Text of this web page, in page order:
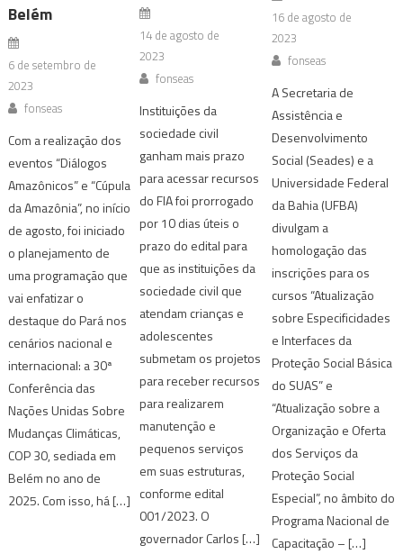
Belém
6 de setembro de
2023
fonseas
Com a realização dos
eventos “Diálogos
Amazônicos” e “Cúpula
da Amazônia”, no início
de agosto, foi iniciado
o planejamento de
uma programação que
vai enfatizar o
destaque do Pará nos
cenários nacional e
internacional: a 30ª
Conferência das
Nações Unidas Sobre
Mudanças Climáticas,
COP 30, sediada em
Belém no ano de
2025. Com isso, há […]
14 de agosto de
2023
fonseas
Instituições da
sociedade civil
ganham mais prazo
para acessar recursos
do FIA foi prorrogado
por 10 dias úteis o
prazo do edital para
que as instituições da
sociedade civil que
atendam crianças e
adolescentes
submetam os projetos
para receber recursos
para realizarem
manutenção e
pequenos serviços
em suas estruturas,
conforme edital
001/2023. O
governador Carlos […]
16 de agosto de
2023
fonseas
A Secretaria de
Assistência e
Desenvolvimento
Social (Seades) e a
Universidade Federal
da Bahia (UFBA)
divulgam a
homologação das
inscrições para os
cursos “Atualização
sobre Especificidades
e Interfaces da
Proteção Social Básica
do SUAS” e
“Atualização sobre a
Organização e Oferta
dos Serviços da
Proteção Social
Especial”, no âmbito do
Programa Nacional de
Capacitação – […]